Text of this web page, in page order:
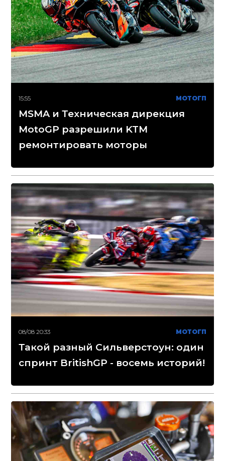
15:55 МОТОГП
MSMA и Техническая дирекция
MotoGP разрешили KTM
ремонтировать моторы
08/08 20:33 МОТОГП
Такой разный Сильверстоун: один
спринт BritishGP - восемь историй!